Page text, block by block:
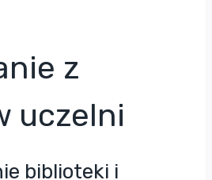
z
uczelni
biblioteki i